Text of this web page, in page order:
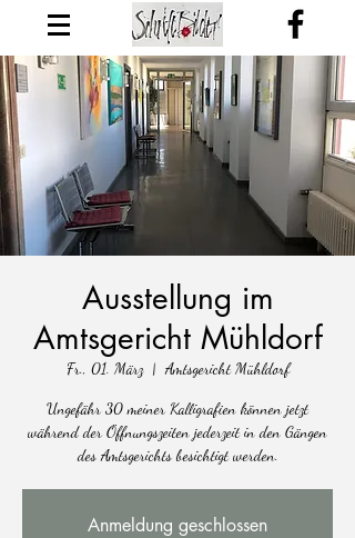
Ausstellung im
Amtsgericht Mühldorf
Fr., 01. März
  |
Amtsgericht Mühldorf
Ungefähr 30 meiner Kalligrafien können jetzt
während der Öffnungszeiten jederzeit in den Gängen
des Amtsgerichts besichtigt werden.
Anmeldung geschlossen